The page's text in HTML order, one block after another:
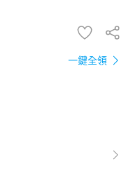
一鍵全領